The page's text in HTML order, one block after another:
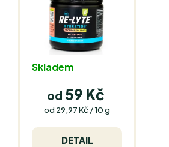
Skladem
od 59 Kč
Měrná
od 29,97 Kč / 10 g
DETAIL